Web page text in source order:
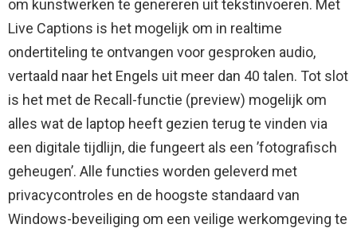
om kunstwerken te genereren uit tekstinvoeren. Met
Live Captions is het mogelijk om in realtime
ondertiteling te ontvangen voor gesproken audio,
vertaald naar het Engels uit meer dan 40 talen. Tot slot
is het met de Recall-functie (preview) mogelijk om
alles wat de laptop heeft gezien terug te vinden via
een digitale tijdlijn, die fungeert als een ’fotografisch
geheugen’. Alle functies worden geleverd met
privacycontroles en de hoogste standaard van
Windows-beveiliging om een veilige werkomgeving te